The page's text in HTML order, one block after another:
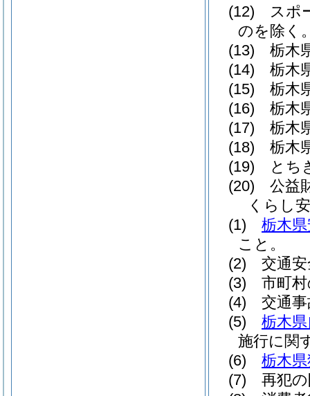
(12) スポ
のを除く
(13) 栃木
(14) 栃木
(15) 栃木
(16) 栃木
(17) 栃木
(18) 栃木
(19) とち
(20) 公益
くらし
(1)
栃木
こと。
(2) 交通安
(3) 市町村
(4) 交通事
(5)
栃木
施行に関
(6)
栃木
(7) 再犯の